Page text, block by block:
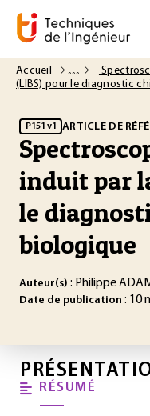
Accueil
(LIBS) pour le diagnostic
P151 v1 ARTICLE DE
induit par
le
biologique
Auteur(s) : Philippe
Date de publication : 10
RÉSUMÉ